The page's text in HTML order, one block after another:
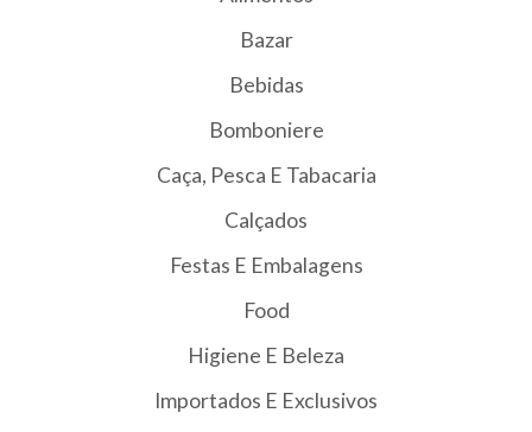
Bazar
Bebidas
Bomboniere
Caça, Pesca E Tabacaria
Calçados
Festas E Embalagens
Food
Higiene E Beleza
Importados E Exclusivos